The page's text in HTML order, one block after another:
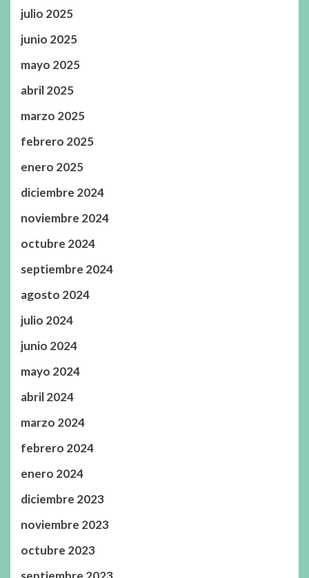
julio 2025
junio 2025
mayo 2025
abril 2025
marzo 2025
febrero 2025
enero 2025
diciembre 2024
noviembre 2024
octubre 2024
septiembre 2024
agosto 2024
julio 2024
junio 2024
mayo 2024
abril 2024
marzo 2024
febrero 2024
enero 2024
diciembre 2023
noviembre 2023
octubre 2023